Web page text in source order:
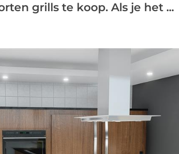
grills te koop. Als je het ...